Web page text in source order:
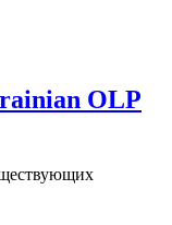
OLP